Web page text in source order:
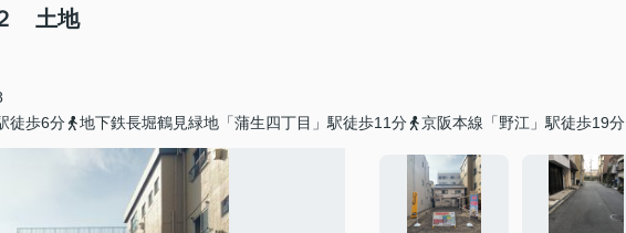
土地
徒歩6分
地下鉄長堀鶴見緑地「蒲生四丁目」駅徒歩11分 京阪本線「野江」駅徒歩19分